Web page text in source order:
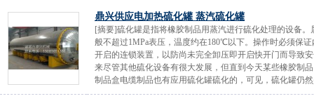
鼎兴供应电加热硫化罐 蒸汽硫化罐
[摘要]硫化罐是指将橡胶制品用蒸汽进行硫化处理的设备
般不超过1MPa表压，温度约在180℃以下。操作时必须保
开启的连锁装置，以防尚未完全卸压即开启快开门而导致
来尽管其他硫化设备有很大发展，但直到今天某些橡胶制
制品盒电缆制品也有应用硫化罐硫化的，可见，硫化罐仍